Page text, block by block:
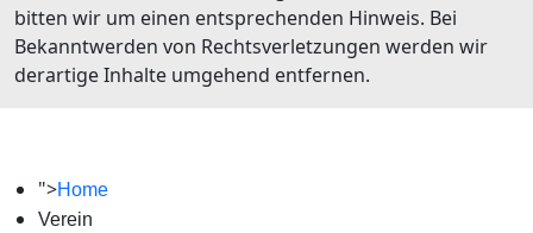
bitten wir um einen entsprechenden Hinweis. Bei
Bekanntwerden von Rechtsverletzungen werden wir
derartige Inhalte umgehend entfernen.
">Home
Verein